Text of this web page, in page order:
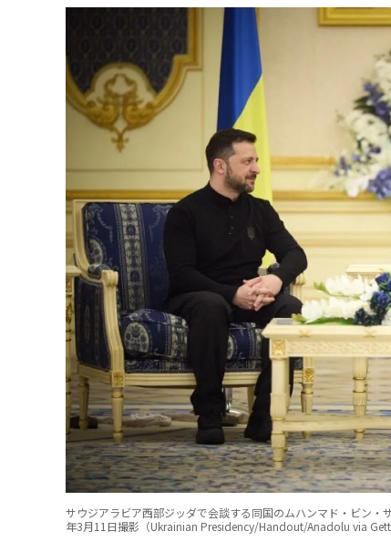
サウジアラビア西部ジッダで会談する同国のムハンマド・ビン
年3月11日撮影（Ukrainian Presidency/Handout/Anadolu via